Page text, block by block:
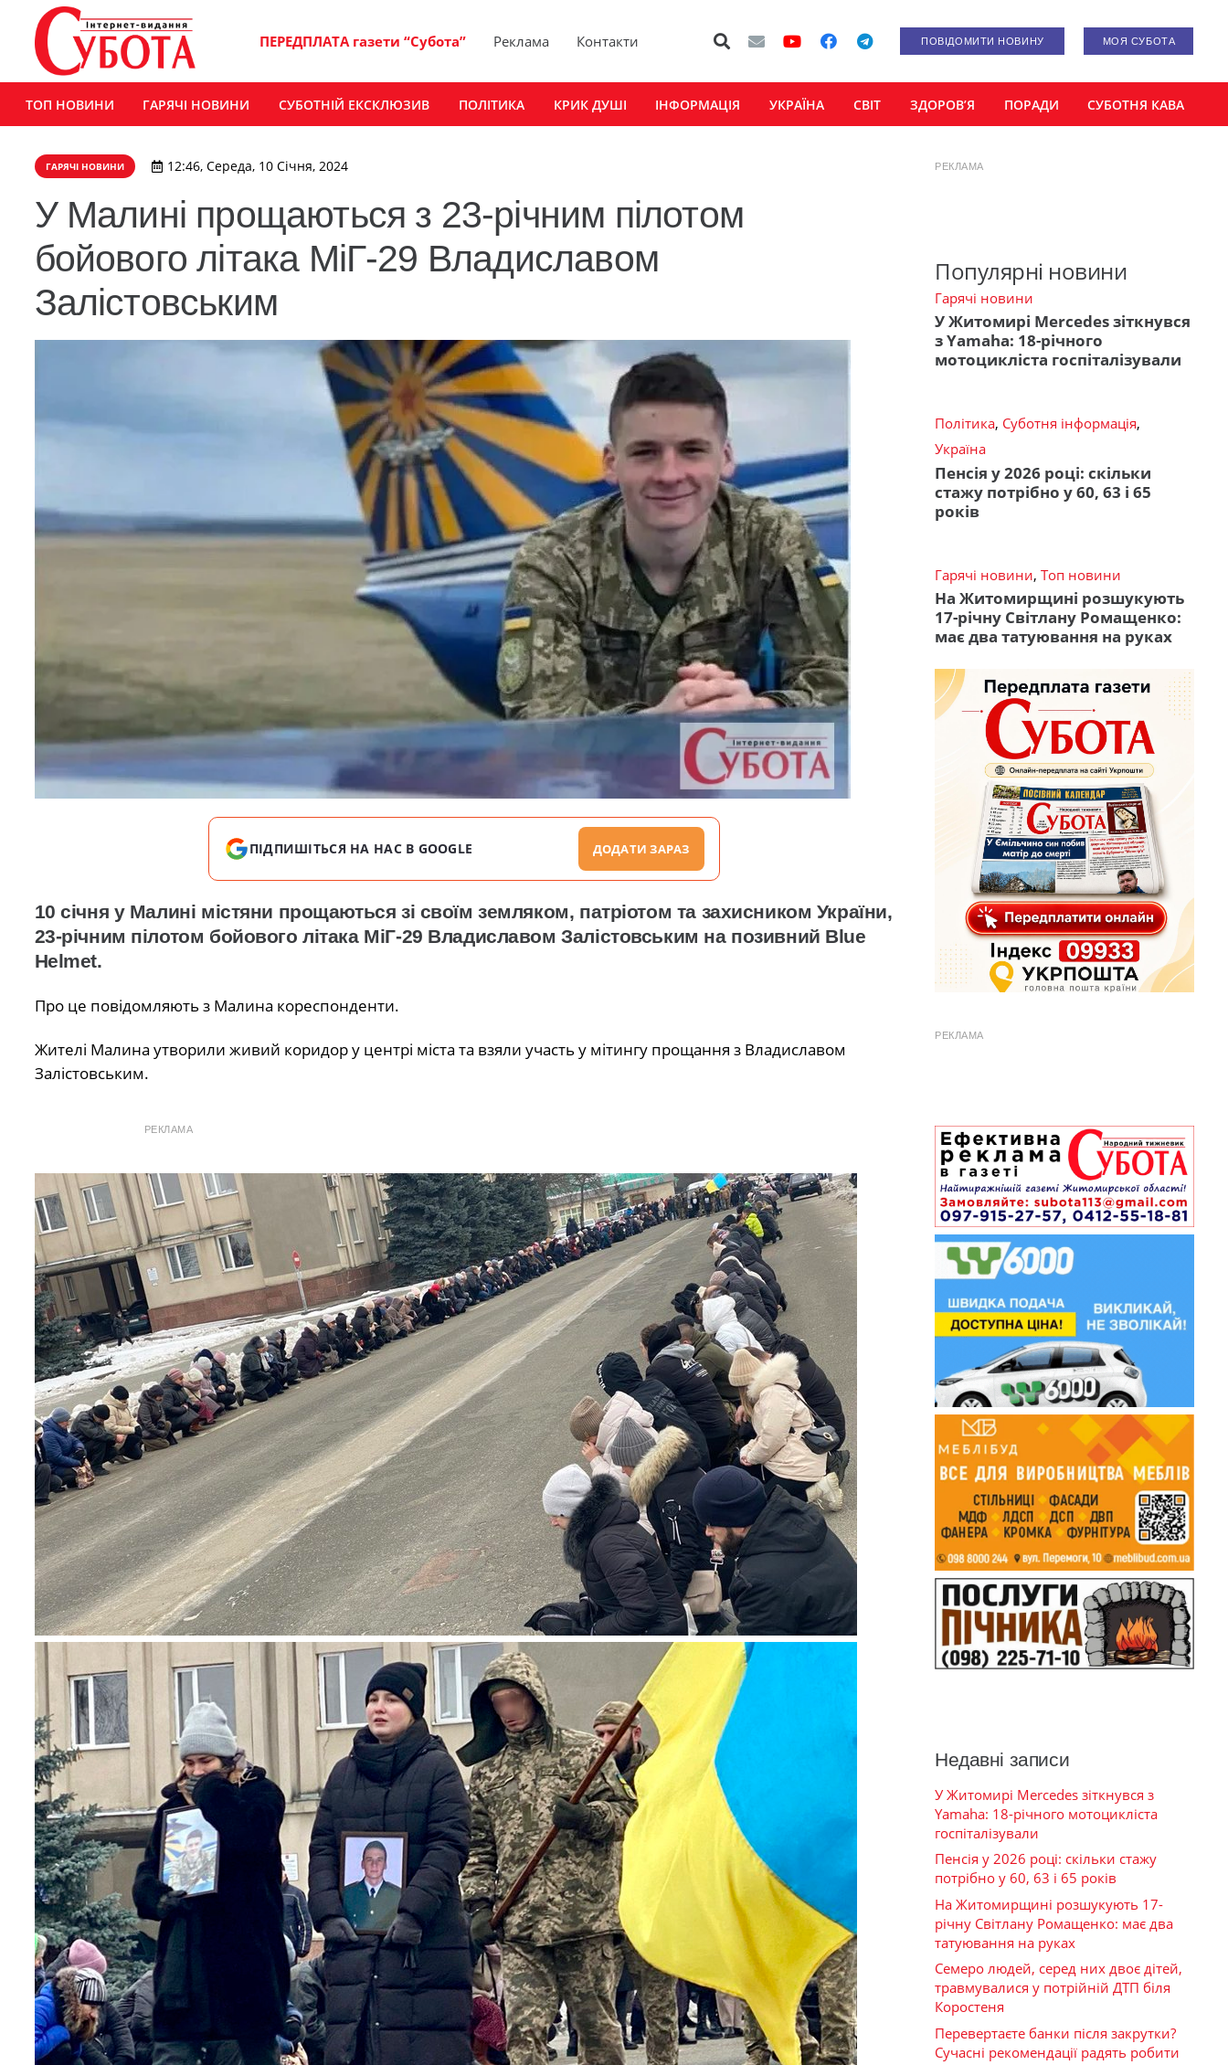
ПЕРЕДПЛАТА газети “Субота” Реклама Контакти ПОВІДОМИТИ НОВИНУ МОЯ СУБОТА
ТОП НОВИНИ ГАРЯЧІ НОВИНИ СУБОТНІЙ ЕКСКЛЮЗИВ ПОЛІТИКА КРИК ДУШІ ІНФОРМАЦІЯ УКРАЇНА СВІТ ЗДОРОВ’Я ПОРАДИ СУБОТНЯ КАВА
ГАРЯЧІ НОВИНИ 12:46, Середа, 10 Січня, 2024
У Малині прощаються з 23-річним пілотом
бойового літака МіГ-29 Владиславом
Залістовським
ПІДПИШІТЬСЯ НА НАС В GOOGLE ДОДАТИ ЗАРАЗ
10 січня у Малині містяни прощаються зі своїм земляком, патріотом та захисником України,
23-річним пілотом бойового літака МіГ-29 Владиславом Залістовським на позивний Blue
Helmet.
Про це повідомляють з Малина кореспонденти.
Жителі Малина утворили живий коридор у центрі міста та взяли участь у мітингу прощання з Владиславом
Залістовським.
РЕКЛАМА
РЕКЛАМА
Популярні новини
Гарячі новини
У Житомирі Mercedes зіткнувся
з Yamaha: 18-річного
мотоцикліста госпіталізували
Політика, Суботня інформація,
Україна
Пенсія у 2026 році: скільки
стажу потрібно у 60, 63 і 65
років
Гарячі новини, Топ новини
На Житомирщині розшукують
17-річну Світлану Ромащенко:
має два татуювання на руках
РЕКЛАМА
Недавні записи
У Житомирі Mercedes зіткнувся з
Yamaha: 18-річного мотоцикліста
госпіталізували
Пенсія у 2026 році: скільки стажу
потрібно у 60, 63 і 65 років
На Житомирщині розшукують 17-
річну Світлану Ромащенко: має два
татуювання на руках
Семеро людей, серед них двоє дітей,
травмувалися у потрійній ДТП біля
Коростеня
Перевертаєте банки після закрутки?
Сучасні рекомендації радять робити